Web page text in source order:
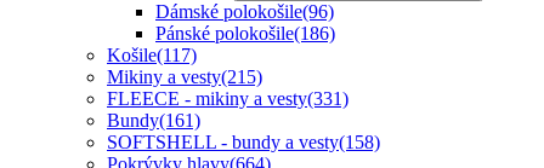
Dámské polokošile(96)
Pánské polokošile(186)
Košile(117)
Mikiny a vesty(215)
FLEECE - mikiny a vesty(331)
Bundy(161)
SOFTSHELL - bundy a vesty(158)
Pokrývky hlavy(664)